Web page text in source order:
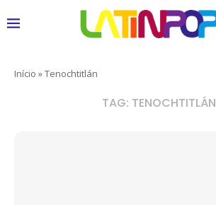
Início »Tenochtitlán
TAG: TENOCHTITLÁN